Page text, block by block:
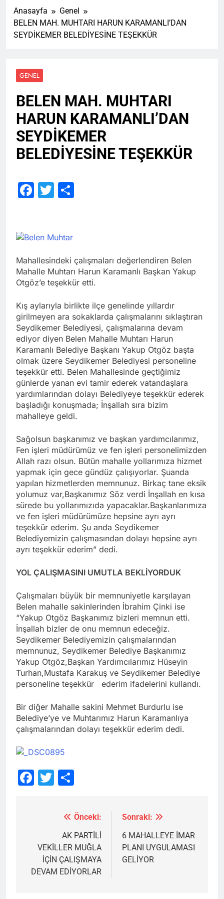
Anasayfa
Genel
BELEN MAH. MUHTARI HARUN KARAMANLI’DAN
SEYDİKEMER BELEDİYESİNE TEŞEKKÜR
GENEL
BELEN MAH. MUHTARI
HARUN KARAMANLI’DAN
SEYDİKEMER
BELEDİYESİNE TEŞEKKÜR
Facebook
Twitter
Mahallesindeki çalışmaları değerlendiren Belen
Mahalle Muhtarı Harun Karamanlı Başkan Yakup
Otgöz’e teşekkür etti.
Kış aylarıyla birlikte ilçe genelinde yıllardır
girilmeyen ara sokaklarda çalışmalarını sıklaştıran
Seydikemer Belediyesi, çalışmalarına devam
ediyor diyen Belen Mahalle Muhtarı Harun
Karamanlı Belediye Başkanı Yakup Otgöz başta
olmak üzere Seydikemer Belediyesi personeline
teşekkür etti. Belen Mahallesinde geçtiğimiz
günlerde yanan evi tamir ederek vatandaşlara
yardımlarından dolayı Belediyeye teşekkür ederek
başladığı konuşmada; İnşallah sıra bizim
mahalleye geldi.
Sağolsun başkanımız ve başkan yardımcılarımız,
Fen işleri müdürümüz ve fen işleri personelimizden
Allah razı olsun. Bütün mahalle yollarımıza hizmet
yapmak için gece gündüz çalışıyorlar. Şuanda
yapılan hizmetlerden memnunuz. Birkaç tane eksik
yolumuz var,Başkanımız Söz verdi İnşallah en kısa
sürede bu yollarımızıda yapacaklar.Başkanlarımıza
ve fen işleri müdürümüze hepsine ayrı ayrı
teşekkür ederim. Şu anda Seydikemer
Belediyemizin çalışmasından dolayı hepsine ayrı
ayrı teşekkür ederim” dedi.
YOL ÇALIŞMASINI UMUTLA BEKLİYORDUK
Çalışmaları büyük bir memnuniyetle karşılayan
Belen mahalle sakinlerinden İbrahim Çinki ise
“Yakup Otgöz Başkanımız bizleri memnun etti.
İnşallah bizler de onu memnun edeceğiz.
Seydikemer Belediyemizin çalışmalarından
memnunuz, Seydikemer Belediye Başkanımız
Yakup Otgöz,Başkan Yardımcılarımız Hüseyin
Turhan,Mustafa Karakuş ve Seydikemer Belediye
personeline teşekkür ederim ifadelerini kullandı.
Bir diğer Mahalle sakini Mehmet Burdurlu ise
Belediye’ye ve Muhtarımız Harun Karamanlıya
çalışmalarından dolayı teşekkür ederim dedi.
Facebook
Twitter
gezinmesi
Önceki:
AK PARTİLİ
VEKİLLER MUĞLA
İÇİN ÇALIŞMAYA
DEVAM EDİYORLAR
Sonraki:
6 MAHALLEYE İMAR
PLANI UYGULAMASI
GELİYOR